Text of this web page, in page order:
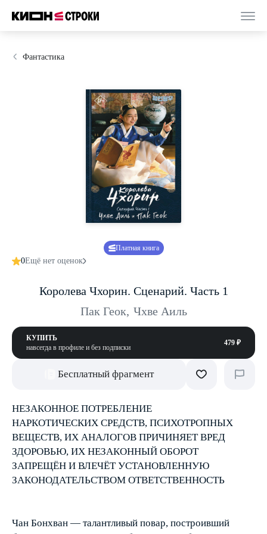
Фантастика
Платная книга
0Ещё нет оценок
Королева Чхорин. Сценарий. Часть 1
Пак Геок, Чхве Аиль
КУПИТЬ
навсегда в профиле и без подписки
479 ₽
Бесплатный фрагмент
НЕЗАКОННОЕ ПОТРЕБЛЕНИЕ
НАРКОТИЧЕСКИХ СРЕДСТВ, ПСИХОТРОПНЫХ
ВЕЩЕСТВ, ИХ АНАЛОГОВ ПРИЧИНЯЕТ ВРЕД
ЗДОРОВЬЮ, ИХ НЕЗАКОННЫЙ ОБОРОТ
ЗАПРЕЩЁН И ВЛЕЧЁТ УСТАНОВЛЕННУЮ
ЗАКОНОДАТЕЛЬСТВОМ ОТВЕТСТВЕННОСТЬ
Чан Бонхван — талантливый повар, построивший